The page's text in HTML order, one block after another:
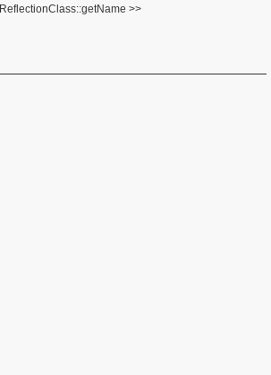
ReflectionClass::getName